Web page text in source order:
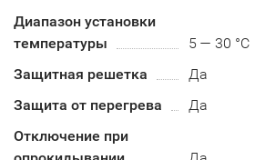
Диапазон установки
температуры
5 — 30 °C
Защитная решетка
Да
Защита от перегрева
Да
Отключение при